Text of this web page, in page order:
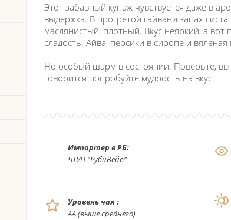
Этот забавный купаж чувствуется даже в
выдержка. В прогретой гайвани запах
маслянистый, плотный. Вкус неяркий, а вот
сладость. Айва, персики в сиропе и вяленая
Но особый шарм в состоянии. Поверьте, вы
говорится попробуйте мудрость на вкус.
Импортер в РБ:
ЧТУП "РубиВейв"
Уровень чая :
АА (выше среднего)